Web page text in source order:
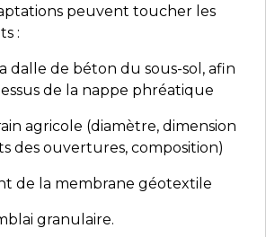
peuvent toucher les
:
dalle de béton du sous-sol, afin
de la nappe phréatique
agricole (diamètre, dimension
des ouvertures, composition)
de la membrane géotextile
granulaire.